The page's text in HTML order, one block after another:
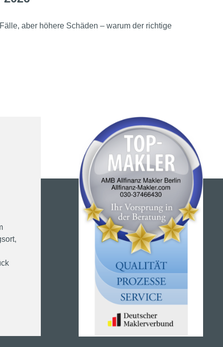
aber höhere Schäden – warum der richtige